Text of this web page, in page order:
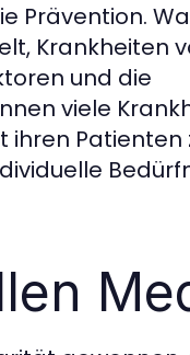
Prävention.
Krankheiten
und die
viele
ihren Patienten